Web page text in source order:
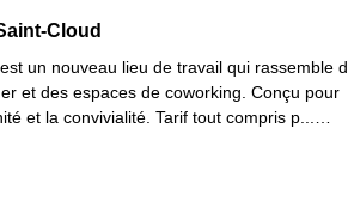
Cloud
Cloud
un nouveau lieu de travail qui rassemble
et des espaces de coworking. Conçu pour
et la convivialité. Tarif tout compris p